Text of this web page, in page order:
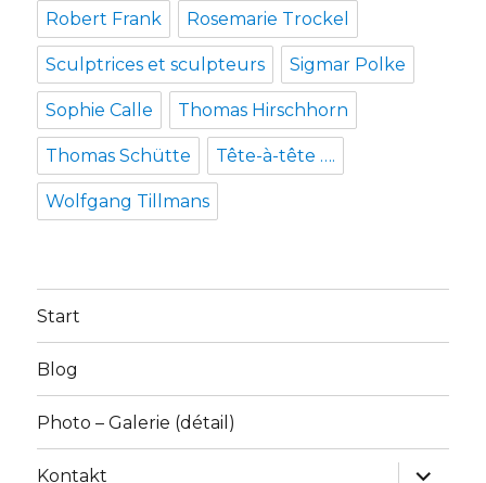
Robert Frank Rosemarie Trockel
Sculptrices et sculpteurs Sigmar Polke
Sophie Calle Thomas Hirschhorn
Thomas Schütte Tête-à-tête ….
Wolfgang Tillmans
Start
Blog
Photo – Galerie (détail)
Kontakt